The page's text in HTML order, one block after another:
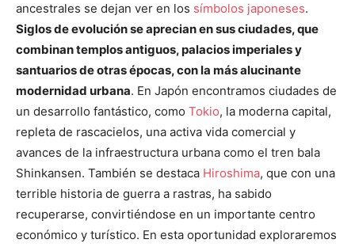
ancestrales se dejan ver en los símbolos japoneses.
Siglos de evolución se aprecian en sus ciudades, que
combinan templos antiguos, palacios imperiales y
santuarios de otras épocas, con la más alucinante
modernidad urbana. En Japón encontramos ciudades de
un desarrollo fantástico, como Tokio, la moderna capital,
repleta de rascacielos, una activa vida comercial y
avances de la infraestructura urbana como el tren bala
Shinkansen. También se destaca Hiroshima, que con una
terrible historia de guerra a rastras, ha sabido
recuperarse, convirtiéndose en un importante centro
económico y turístico. En esta oportunidad exploraremos